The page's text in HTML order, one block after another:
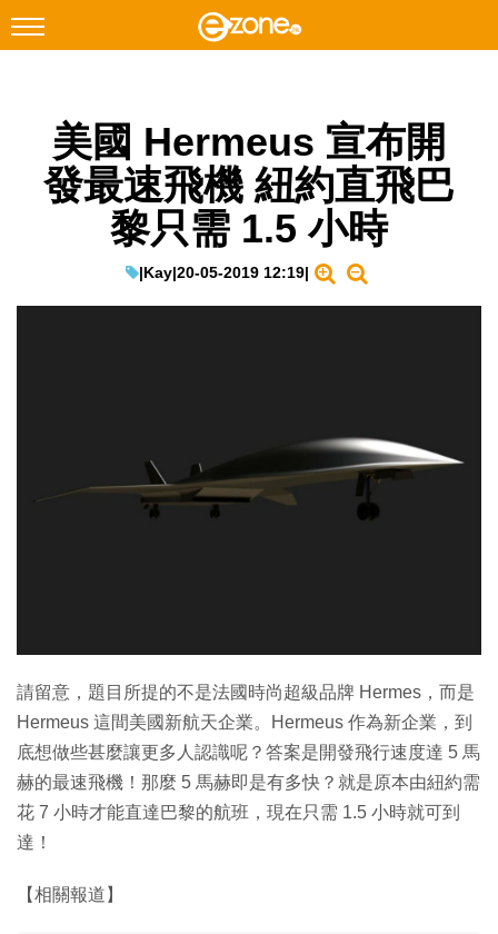
Facebook Instagram
科技焦點
教學評測
Enterprise Digital Transformation
美國 Hermeus 宣布開
發最速飛機 紐約直飛巴
黎只需 1.5 小時
|Kay|20-05-2019 12:19|
請留意，題目所提的不是法國時尚超級品牌 Hermes，而是
Hermeus 這間美國新航天企業。Hermeus 作為新企業，到
底想做些甚麼讓更多人認識呢？答案是開發飛行速度達 5 馬
赫的最速飛機！那麼 5 馬赫即是有多快？就是原本由紐約需
花 7 小時才能直達巴黎的航班，現在只需 1.5 小時就可到
達！
【相關報道】